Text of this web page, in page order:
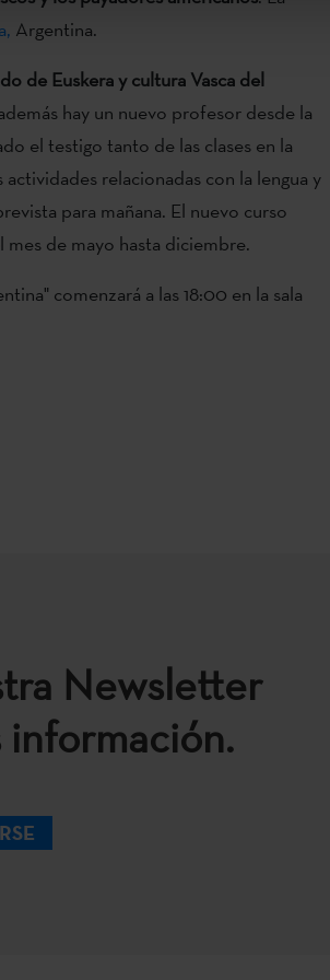
Argentina.
de Euskera y cultura Vasca del
hay un nuevo profesor desde la
el testigo tanto de las clases en la
relacionadas con la lengua y
para mañana. El nuevo curso
de mayo hasta diciembre.
comenzará a las 18:00 en la sala
Newsletter